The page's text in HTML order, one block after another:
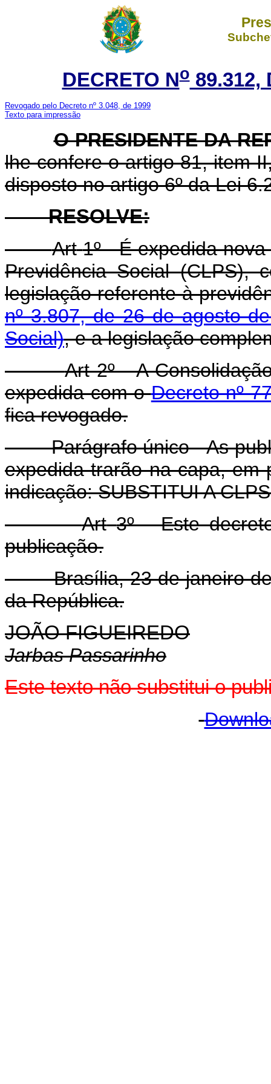
DECRETO No89.312,
Revogado pelo Decreto nº 3.048, de 1999
Texto para impressão
O PRESIDENTE DA
lhe confere o artigo 81, item
disposto no artigo 6º da Lei
RESOLVE:
Art 1º - É expedida
Previdência Social (CLPS),
legislação referente à
nº 3.807, de 26 de agosto
Social), e a legislação
Art 2º - A
expedida com oDecreto nº
fica revogado.
Parágrafo único - As
expedida trarão na capa, em
indicação: SUBSTITUI A
Art 3º - Este
publicação.
Brasília, 23 de janeiro de
da República.
JOÃO FIGUEIREDO
Jarbas Passarinho
Este texto não substitui o